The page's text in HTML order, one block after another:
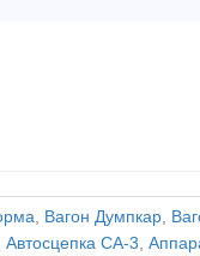
, Вагон Думпкар,
Автосцепка СА-3,